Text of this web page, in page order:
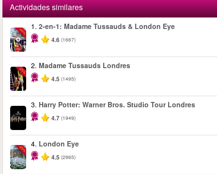
Actividades similares
-40%
1. 2-en-1: Madame Tussauds & London Eye
4.6 (1667)
-25%
2. Madame Tussauds Londres
4.5 (1495)
3. Harry Potter: Warner Bros. Studio Tour Londres
4.7 (1949)
-25%
4. London Eye
4.5 (2965)